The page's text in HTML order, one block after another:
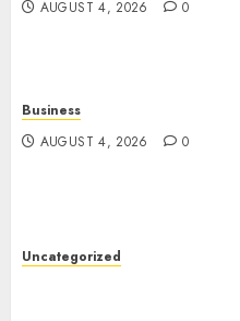
AUGUST 4, 2026 0
Business
AUGUST 4, 2026
0
Uncategorized